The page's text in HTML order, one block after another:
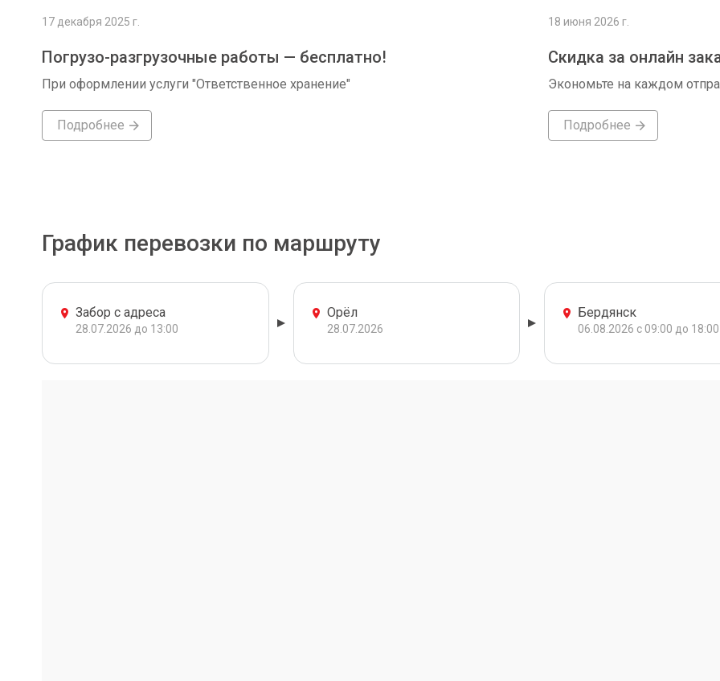
17 декабря 2025 г.
Погрузо-разгрузочные работы — бесплатно!
При оформлении услуги "Ответственное хранение"
Подробнее
18 июня 2026 г.
Скидка за онлайн
Экономьте на каждом
Подробнее
График перевозки по маршруту
Забор с адреса
28.07.2026 до 13:00
Орёл
28.07.2026
Бердянск
06.08.2026 с 09:00 до 18:00